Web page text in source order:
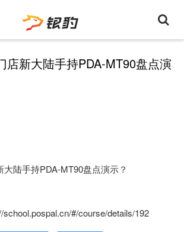
店新大陆手持PDA-MT90盘点演
陆手持PDA-MT90盘点演示？
#/course/details/192